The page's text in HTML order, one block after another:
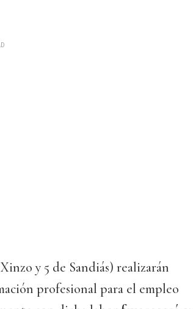
y 5 de Sandiás) realizarán
profesional para el empleo